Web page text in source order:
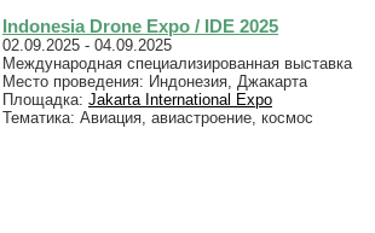
Indonesia Drone Expo / IDE 2025
02.09.2025 - 04.09.2025
Международная специализированная выставка
Место проведения: Индонезия, Джакарта
Площадка: Jakarta International Expo
Тематика: Авиация, авиастроение, космос